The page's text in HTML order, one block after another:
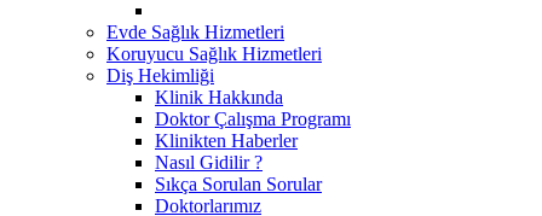
Evde Sağlık Hizmetleri
Koruyucu Sağlık Hizmetleri
Diş Hekimliği
Klinik Hakkında
Doktor Çalışma Programı
Klinikten Haberler
Nasıl Gidilir ?
Sıkça Sorulan Sorular
Doktorlarımız